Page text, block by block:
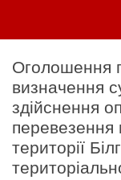
Оголошення
визначення
здійснення
перевезення
території